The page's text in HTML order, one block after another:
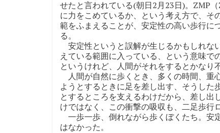
せたと言われている(朝日2月23日)。ZMP
に力をこめているか、という考え方で、
範をふまえることが、安定性の高い歩行に
る。
安定性というと誤解が生じるかもしれな
えている範囲に入っている、という意味
というけれど、人間がそれをするとかなり
人間が自然に歩くとき、多くの時間、重
ようとするときに足を差し出す、そうした
とするところを支えるわけだから、差し
けではなく、この衝撃の吸収も、二足歩行
一歩一歩、倒れながら歩くぼくたち。安
はなかった。